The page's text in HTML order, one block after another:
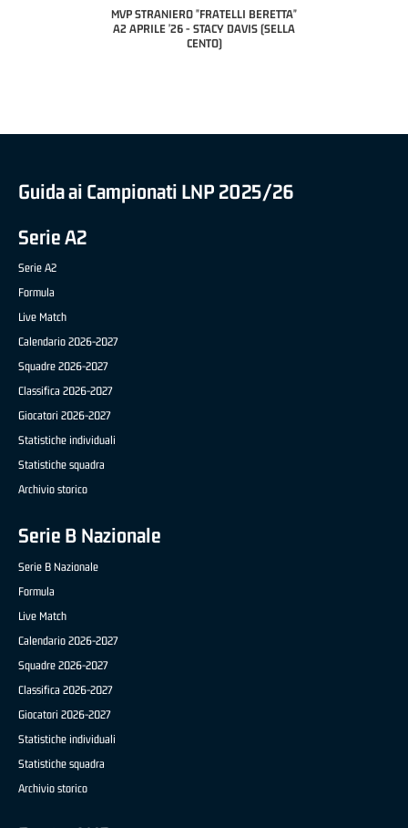
"FRATELLI BERETTA"
STACY DAVIS (SELLA
MVP "FRATELLI BERETTA" SAMUEL
DILAS B NAZIONALE APRILE '26 -
MARCO RESTELLI (TAV TREVIGLIO
Guida ai Campionati LNP 2025/26
Serie A2
Serie A2
Formula
Live Match
Calendario 2026-2027
Squadre 2026-2027
Classifica 2026-2027
Giocatori 2026-2027
Statistiche individuali
Statistiche squadra
Archivio storico
Serie B Nazionale
Serie B Nazionale
Formula
Live Match
Calendario 2026-2027
Squadre 2026-2027
Classifica 2026-2027
Giocatori 2026-2027
Statistiche individuali
Statistiche squadra
Archivio storico